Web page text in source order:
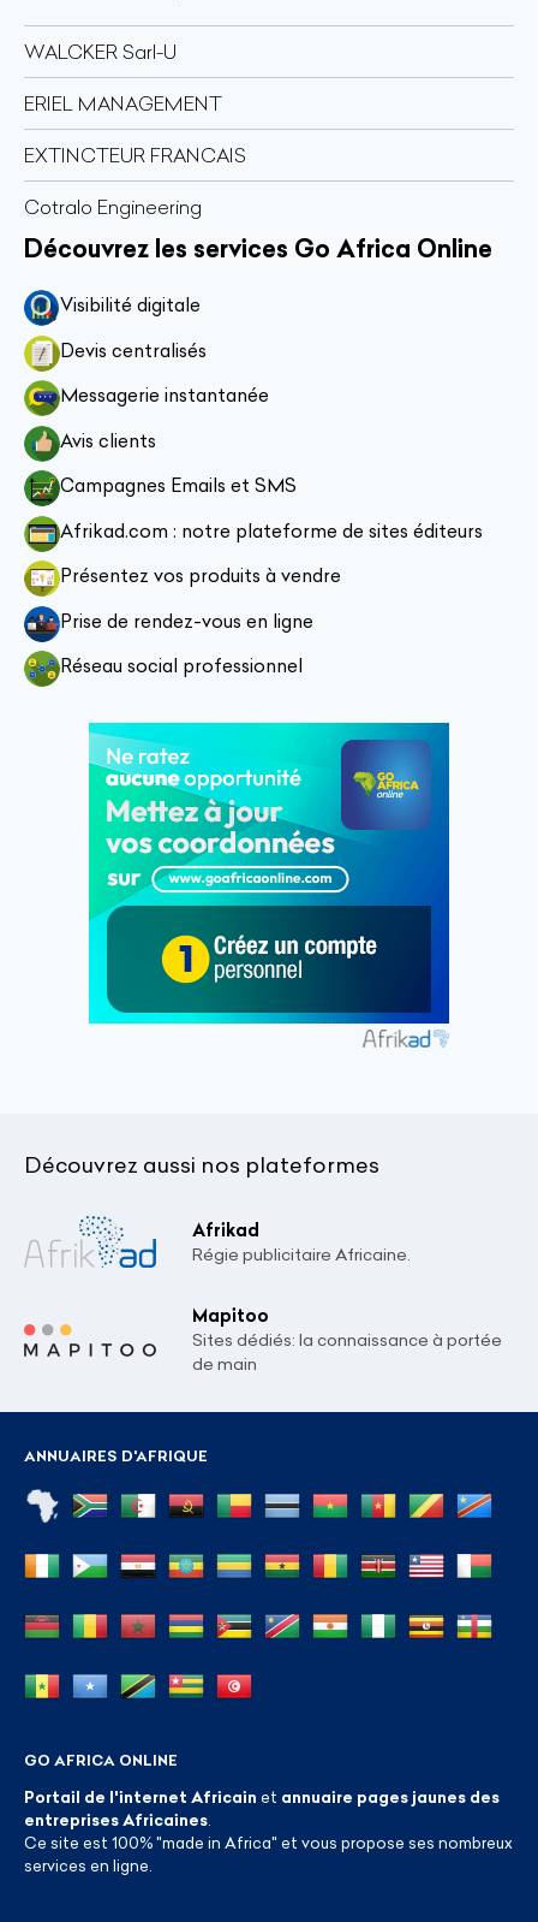
WALCKER Sarl-U
ERIEL MANAGEMENT
EXTINCTEUR FRANCAIS
Cotralo Engineering
Découvrez les services Go Africa Online
Visibilité digitale
Devis centralisés
Messagerie instantanée
Avis clients
Campagnes Emails et SMS
Afrikad.com : notre plateforme de sites éditeurs
Présentez vos produits à vendre
Prise de rendez-vous en ligne
Réseau social professionnel
Découvrez aussi nos plateformes
Afrikad
Régie publicitaire Africaine.
Mapitoo
Sites dédiés: la connaissance à portée
de main
ANNUAIRES D'AFRIQUE
GO AFRICA ONLINE
Portail de l'internet Africain et annuaire pages jaunes des
entreprises Africaines
Ce site est 100% "made in Africa" et vous propose ses nombreux
services en ligne.